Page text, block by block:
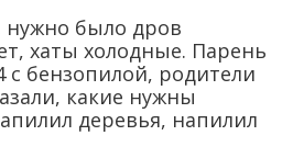
нужно было дров
хаты холодные. Парень
с бензопилой, родители
какие нужны
деревья, напилил